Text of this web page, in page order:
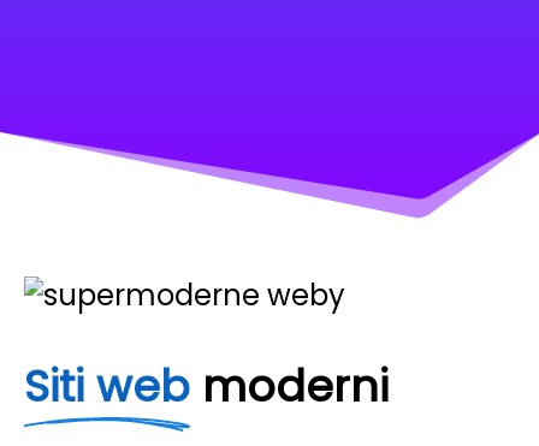
Siti web moderni